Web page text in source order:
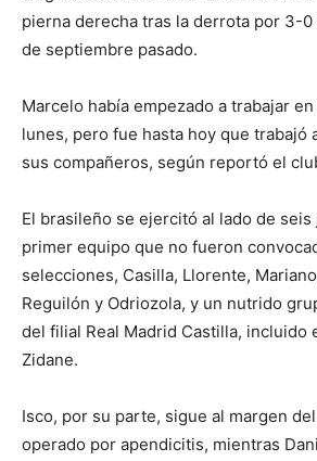
pierna derecha tras la derrota por 3-
de septiembre pasado.
Marcelo había empezado a trabajar
lunes, pero fue hasta hoy que trabajó
sus compañeros, según reportó el
El brasileño se ejercitó al lado de
primer equipo que no fueron
selecciones, Casilla, Llorente,
Reguilón y Odriozola, y un nutrido
del filial Real Madrid Castilla, incluido
Zidane.
Isco, por su parte, sigue al margen
operado por apendicitis, mientras